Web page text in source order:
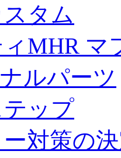
タム
ィMHR マ
ルパーツ
ップ
対策の